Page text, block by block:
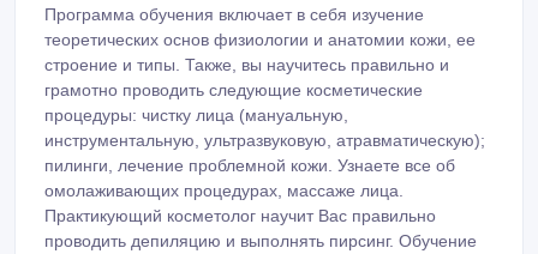
Программа обучения включает в себя изучение
теоретических основ физиологии и анатомии кожи, ее
строение и типы. Также, вы научитесь правильно и
грамотно проводить следующие косметические
процедуры: чистку лица (мануальную,
инструментальную, ультразвуковую, атравматическую);
пилинги, лечение проблемной кожи. Узнаете все об
омолаживающих процедурах, массаже лица.
Практикующий косметолог научит Вас правильно
проводить депиляцию и выполнять пирсинг. Обучение